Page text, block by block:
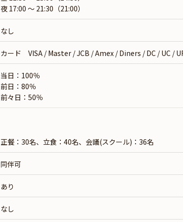
夜 17:00 ～ 21:30（21:00）
なし
カード VISA / Master / JCB / Amex / Diners / DC / UC /
当日：100％
前日：80％
前々日：50％
正餐：30名、立食：40名、会議(スクール)：36名
同伴可
あり
なし